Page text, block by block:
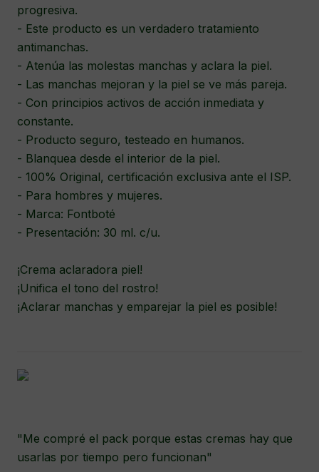
progresiva.
- Este producto es un verdadero tratamiento
antimanchas.
- Atenúa las molestas manchas y aclara la piel.
- Las manchas mejoran y la piel se ve más pareja.
- Con principios activos de acción inmediata y
constante.
- Producto seguro, testeado en humanos.
- Blanquea desde el interior de la piel.
- 100% Original, certificación exclusiva ante el ISP.
- Para hombres y mujeres.
- Marca: Fontboté
- Presentación: 30 ml. c/u.
¡Crema aclaradora piel!
¡Unifica el tono del rostro!
¡Aclarar manchas y emparejar la piel es posible!
"Me compré el pack porque estas cremas hay que
usarlas por tiempo pero funcionan"